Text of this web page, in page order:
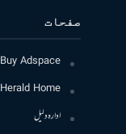
صفحات
Buy Adspace
Herald Home
ادارہ دلیل